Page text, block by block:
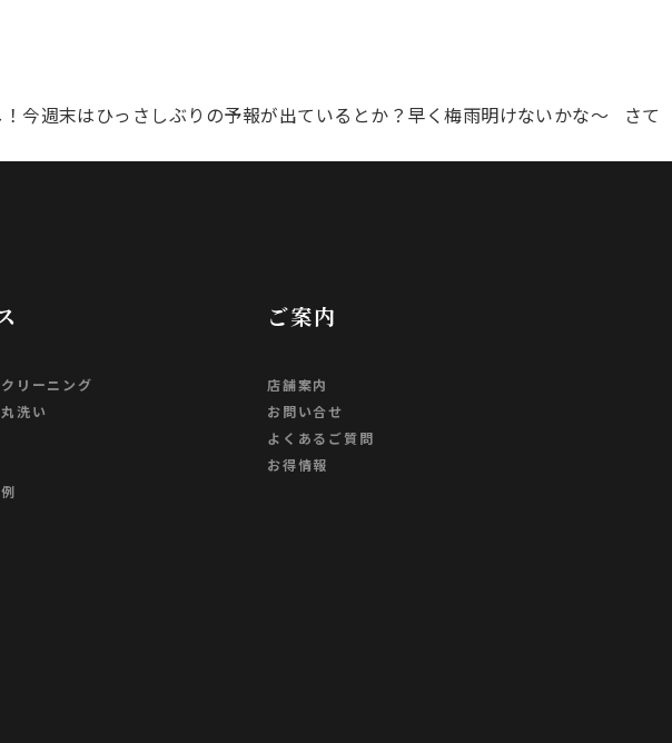
今週末はひっさしぶりの予報が出ているとか？早く梅雨明けないかな～ さて
リーニング
洗い
ご案内
店舗案内
お問い合せ
よくあるご質問
お得情報